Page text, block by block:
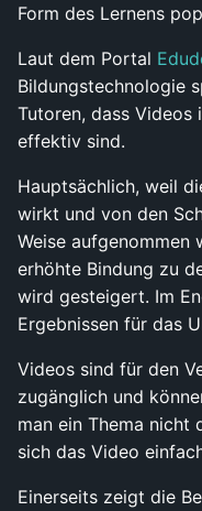
Form des Lernens
Laut dem Portal
Bildungstechnologie
Tutoren, dass Videos
effektiv sind.
Hauptsächlich, weil
wirkt und von den
Weise aufgenommen
erhöhte Bindung zu
wird gesteigert. Im
Ergebnissen für das
Videos sind für den
zugänglich und
man ein Thema nicht
sich das Video
Einerseits zeigt die